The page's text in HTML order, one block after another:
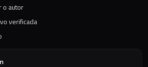
o autor
verificada